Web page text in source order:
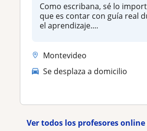
Como escribana, sé lo
que es contar con guía real
el aprendizaje....
Montevideo
Se desplaza a domicilio
Ver todos los profesores online